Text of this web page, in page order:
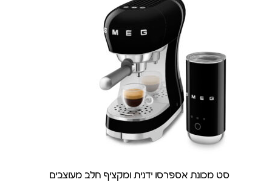
סט מכונת אספרסו ידנית ומקציף חלב מעוצבים